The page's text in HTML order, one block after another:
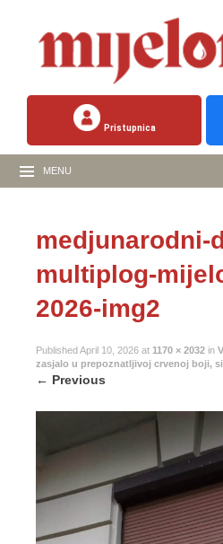
Pristupnica
MENU
medjunarodni-
multiplog-
2026-img2
PublishedApril 10, 2026 at 1170 × 2032 in
zasjalo u prepoznatljivoj crvenoj boji,
← Previous